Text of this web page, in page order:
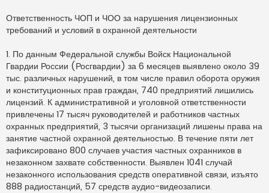
Ответственность ЧОП и ЧОО за нарушения лицензионных
требований и условий в охранной деятельности
1. По данным Федеральной службы Войск Национальной
Гвардии России (Росгвардии) за 6 месяцев выявлено около 39
тыс. различных нарушений, в том числе правил оборота оружия
и конституционных прав граждан, 740 предприятий лишились
лицензий. К административной и уголовной ответственности
привлечены 17 тысяч руководителей и работников частных
охранных предприятий, 3 тысячи организаций лишены права на
занятие частной охранной деятельностью. В течение пяти лет
зафиксировано 800 случаев участия частных охранников в
незаконном захвате собственности. Выявлен 1041 случай
незаконного использования средств оперативной связи, изъято
888 радиостанций, 57 средств аудио-видеозаписи.